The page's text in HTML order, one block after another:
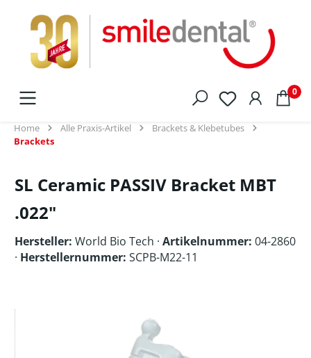
springen
0
Home Alle Praxis-Artikel
Brackets & Klebetubes
Brackets
SL Ceramic PASSIV Bracket MBT
.022"
Hersteller: World Bio Tech · Artikelnummer: 04-2860
· Herstellernummer: SCPB-M22-11